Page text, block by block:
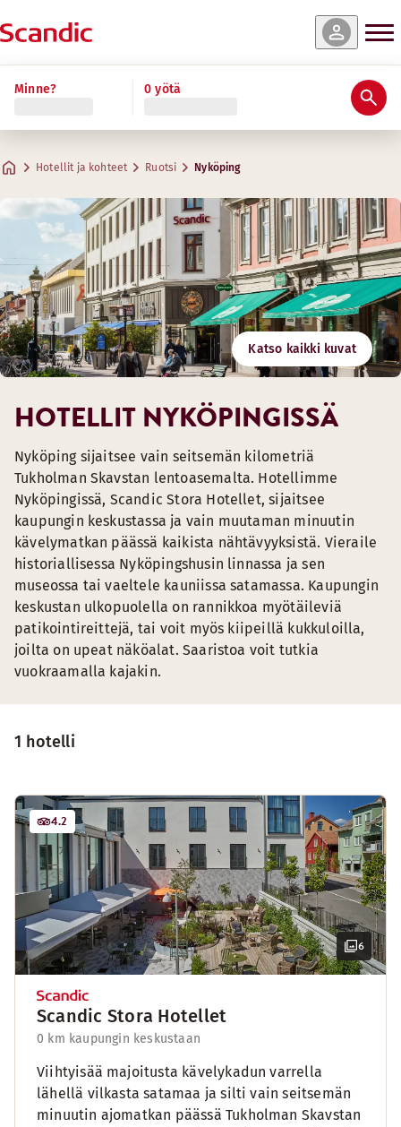
Minne? 0 yötä
Hotellit ja kohteet Ruotsi Nyköping
Katso kaikki kuvat
1 hotelli
6
4.2
Scandic Stora Hotellet
0 km kaupungin keskustaan
Viihtyisää majoitusta kävelykadun varrella
lähellä vilkasta satamaa ja silti vain seitsemän
minuutin ajomatkan päässä Tukholman Skavstan
HOTELLIT NYKÖPINGISSÄ
Nyköping sijaitsee vain seitsemän kilometriä
Tukholman Skavstan lentoasemalta. Hotellimme
Nyköpingissä, Scandic Stora Hotellet, sijaitsee
kaupungin keskustassa ja vain muutaman minuutin
kävelymatkan päässä kaikista nähtävyyksistä. Vieraile
historiallisessa Nyköpingshusin linnassa ja sen
museossa tai vaeltele kauniissa satamassa. Kaupungin
keskustan ulkopuolella on rannikkoa myötäileviä
patikointireittejä, tai voit myös kiipeillä kukkuloilla,
joilta on upeat näköalat. Saaristoa voit tutkia
vuokraamalla kajakin.